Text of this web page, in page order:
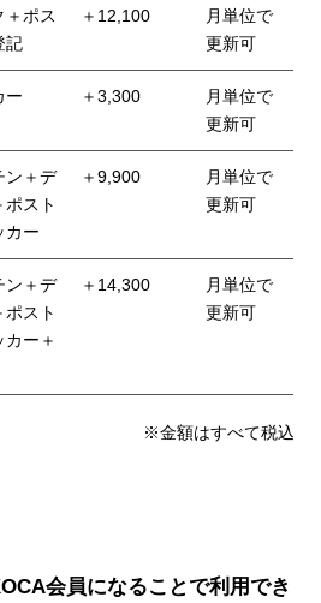
＋ポス
記
＋12,100
月単位で
更新可
ー ＋3,300
月単位で
更新可
ン＋デ
ポスト
カー
＋9,900
月単位で
更新可
ン＋デ
ポスト
カー＋
＋14,300
月単位で
更新可
※金額はすべて税込
会員になることで利用でき